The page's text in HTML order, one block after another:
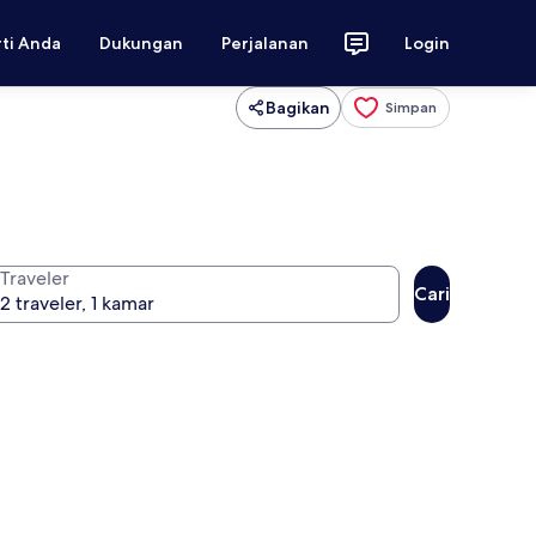
Anda Dukungan Perjalanan Login
Bagikan Simpan
Traveler
Cari